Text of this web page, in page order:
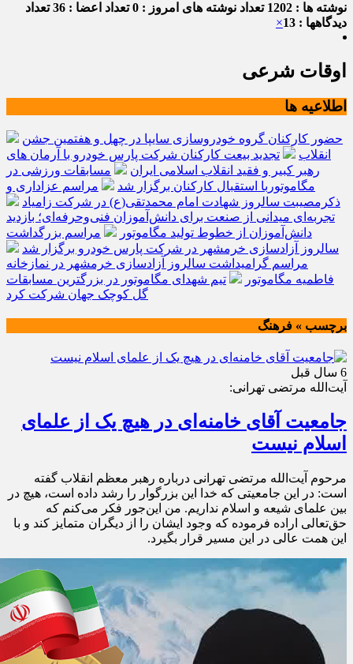
نوشته ها : 1202
تعداد نوشته های امروز : 0 تعداد اعضا : 36
تعداد
دیدگاهها : 13
×
اوقات شرعی
اطلاعیه ها
حضور کارکنان گروه خودروسازی سایپا در چهل و هفتمین جشن
انقلاب
تجدید بیعت کارکنان شرکت پارس خودرو با آرمان های
رهبر کبیر و فقید انقلاب اسلامی ایران
مسابقات ورزشی در
مگاموتوربا استقبال کارکنان برگزار شد
مراسم عزاداری و
ذکرمصیبت سالروز شهادت امام محمدتقی(ع) در شرکت زامیاد
تجربه‌ای میدانی از صنعت برای دانش‌آموزان فنی‌وحرفه‌ای؛ بازدید
دانش‌آموزان از خطوط تولید مگاموتور
مراسم بزرگداشت
سالروز آزادسازی خرمشهر در شرکت پارس خودرو برگزار شد
مراسم گرامیداشت سالروز آزادسازی خرمشهر در نمازخانه
فاطمیه مگاموتور
تیم شهدای مگاموتور در بزرگترین مسابقات
گل کوچک جهان شرکت کرد
برچسب » فرهنگ
6 سال قبل
آیت‌الله مرتضی تهرانی:
جامعیت آقای خامنه‌ای در هیچ یک از علمای
اسلام نیست
مرحوم آیت‌الله مرتضی تهرانی درباره رهبر معظم انقلاب گفته
است: در این جامعیتی که خدا این بزرگوار را رشد داده است، هیچ در
بین علمای شیعه و اسلام نداریم. من این‌جور فکر می‌کنم که
حق‌تعالی اراده فرموده که وجود ایشان را از دیگران متمایز کند و با
این همت عالی در این مسیر قرار بگیرد.